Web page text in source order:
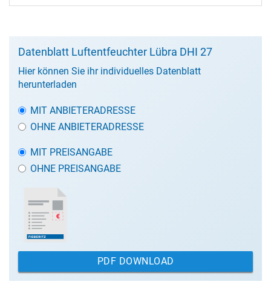
Datenblatt Luftentfeuchter Lübra DHI 27
Hier können Sie ihr individuelles Datenblatt
herunterladen
MIT ANBIETERADRESSE
OHNE ANBIETERADRESSE
MIT PREISANGABE
OHNE PREISANGABE
PDF DOWNLOAD